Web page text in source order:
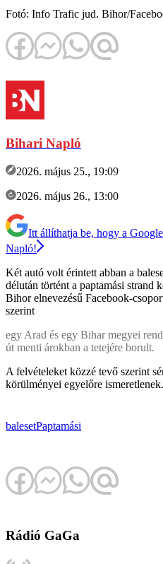
Fotó: Info Trafic jud. Bihor/
Bihari Napló
2026. május 25., 19:09
2026. május 26., 13:00
Itt állíthatja be, hogy a
Napló!
Két autó volt érintett abban a
délután történt a paptamási strand
Bihor elnevezésű Facebook-
szerint
egy Arad és egy Bihar megyei
út menti árokban a tetejére borult.
A felvételeket közzé tevő szerint
körülményei egyelőre ismeretlenek.
balesetPaptamási
Rádió GaGa